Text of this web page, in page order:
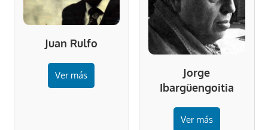
Juan Rulfo
Ver más
Jorge
Ibargüengoitia
Ver más